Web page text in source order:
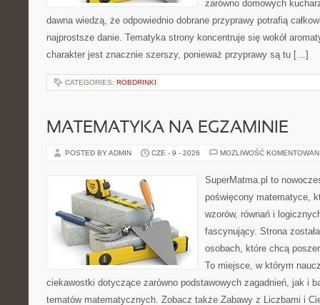
zarówno domowych
dawna wiedzą, że odpowiednio dobrane przyprawy potrafią
najprostsze danie. Tematyka strony koncentruje się wokół
charakter jest znacznie szerszy, ponieważ przyprawy są tu […]
CATEGORIES: ROBDRINKI
MATEMATYKA NA EGZAMINIE
POSTED BY ADMIN CZE - 9 - 2026 MOŻLIWOŚĆ
SuperMatma.pl to
poświęcony matematyce,
wzorów, równań i
fascynujący. Strona
osobach, które chcą
To miejsce, w którym
ciekawostki dotyczące zarówno podstawowych zagadnień, jak i
tematów matematycznych. Zobacz także Zabawy z Liczbami i